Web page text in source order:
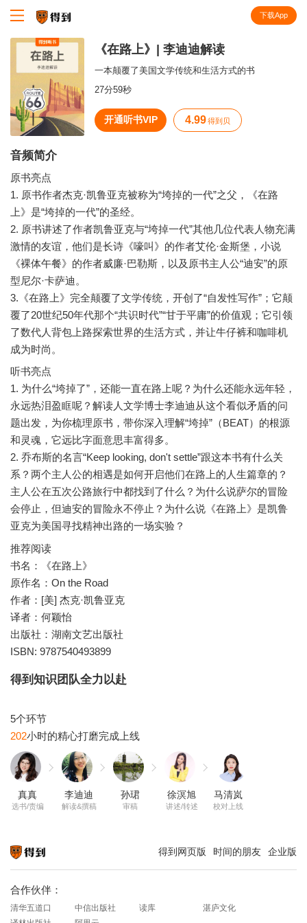
下载App
《在路上》| 李迪迪解读
一本颠覆了美国文学传统和生活方式的书
27分59秒
开通听书VIP 4.99 得到贝
音频简介
原书亮点
1. 原书作者杰克·凯鲁亚克被称为“垮掉的一代”之父，《在路
上》是“垮掉的一代”的圣经。
2. 原书讲述了作者凯鲁亚克与“垮掉一代”其他几位代表人物充满
激情的友谊，他们是长诗《嚎叫》的作者艾伦·金斯堡，小说
《裸体午餐》的作者威廉·巴勒斯，以及原书主人公“迪安”的原
型尼尔·卡萨迪。
3.《在路上》完全颠覆了文学传统，开创了“自发性写作”；它颠
覆了20世纪50年代那个“共识时代”“甘于平庸”的价值观；它引领
了数代人背包上路探索世界的生活方式，并让牛仔裤和咖啡机
听书亮点
1. 为什么“垮掉了”，还能一直在路上呢？为什么还能永远年轻，
永远热泪盈眶呢？解读人文学博士李迪迪从这个看似矛盾的问
题出发，为你梳理原书，带你深入理解“垮掉”（BEAT）的根源
和灵魂，它远比字面意思丰富得多。
2. 乔布斯的名言“Keep looking, don't settle”跟这本书有什么关
系？两个主人公的相遇是如何开启他们在路上的人生篇章的？
主人公在五次公路旅行中都找到了什么？为什么说萨尔的冒险
会停止，但迪安的冒险永不停止？为什么说《在路上》是凯鲁
推荐阅读
书名：《在路上》
原作名：On the Road
作者：[美] 杰克·凯鲁亚克
译者：何颖怡
出版社：湖南文艺出版社
ISBN: 9787540493899
得到知识团队全力以赴
202
真真
选书/责编
李迪迪
解读&撰稿
孙珺
审稿
徐溟旭
讲述/转述
马清岚
校对上线
得到网页版 时间的朋友 企业版
合作伙伴：
清华五道口 中信出版社 读库
湛庐文化